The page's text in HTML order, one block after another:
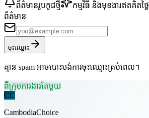
ព័ត៌មានរូបកូដថ្មី កម្មវិធី និងមុខងារឥតគិតថ្លៃ
ព័ត៌មាន
ចុះឈ្មោះ
គ្មាន spam អាចបោះបង់ការចុះឈ្មោះគ្រប់ពេល។
ពីក្រុមការងារតែមួយ
CC
CambodiaChoice